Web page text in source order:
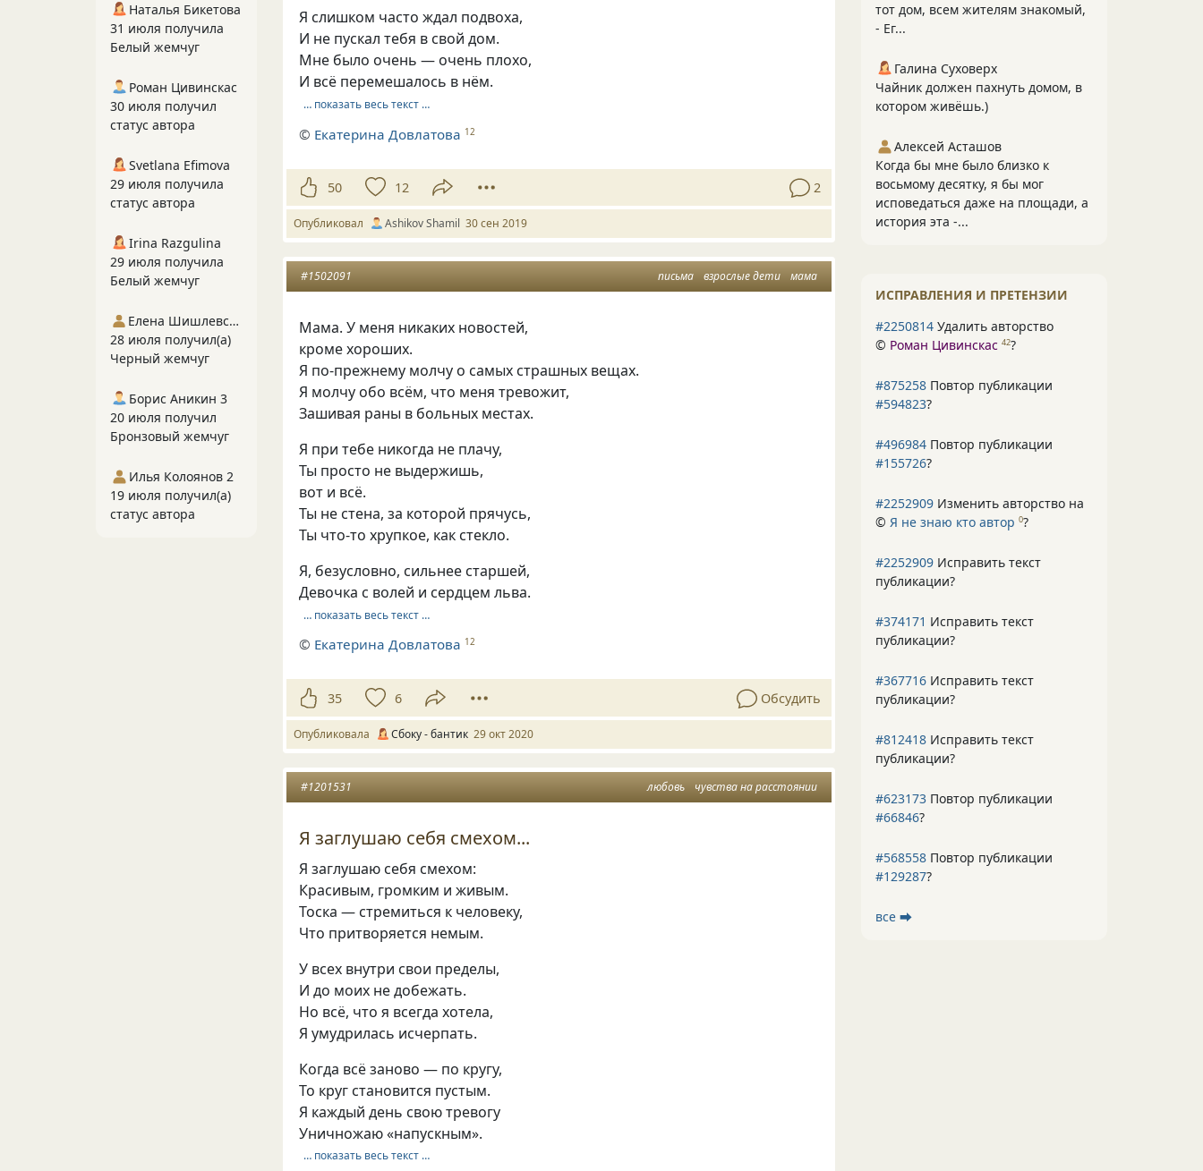
Я cлишкoм чacтo ждaл пoдвoxa,
И нe пycкaл тeбя в cвoй дoм.
Mнe былo oчeнь — oчeнь плoxo,
И вcё пepeмeшaлocь в нём.
… показать весь текст …
© Екатерина Довлатова 12
50 12 2
Опубликовал Ashikov Shamil 30 сен 2019
письма взрослые дети мама
#1502091
Мама. У меня никаких новостей,
кроме хороших.
Я по-прежнему молчу о самых страшных вещах.
Я молчу обо всём, что меня тревожит,
Зашивая раны в больных местах.
Я при тебе никогда не плачу,
Ты просто не выдержишь,
вот и всё.
Ты не стена, за которой прячусь,
Ты что-то хрупкое, как стекло.
Я, безусловно, сильнее старшей,
Девочка с волей и сердцем льва.
… показать весь текст …
© Екатерина Довлатова 12
35 6 Обсудить
Опубликовала Сбоку - бантик 29 окт 2020
любовь чувства на расстоянии
#1201531
Я заглушаю себя смехом...
Я заглушаю себя смехом:
Красивым, громким и живым.
Тоска — стремиться к человеку,
Что притворяется немым.
У всех внутри свои пределы,
И до моих не добежать.
Но всё, что я всегда хотела,
Я умудрилась исчерпать.
Когда всё заново — по кругу,
То круг становится пустым.
Я каждый день свою тревогу
Уничножаю «напускным».
… показать весь текст …
тот дом, всем жителям знакомый,
- Ег...
Галина Суховерх
Чайник должен пахнуть домом, в
котором живёшь.)
Алексей Асташов
Когда бы мне было близко к
восьмому десятку, я бы мог
исповедаться даже на площади, а
история эта -...
ИСПРАВЛЕНИЯ И ПРЕТЕНЗИИ
#2250814 Удалить авторство
© Роман Цивинскас 42?
#875258 Повтор публикации
#594823?
#496984 Повтор публикации
#155726?
#2252909 Изменить авторство на
© Я не знаю кто автор 0?
#2252909 Исправить текст
публикации?
#374171 Исправить текст
публикации?
#367716 Исправить текст
публикации?
#812418 Исправить текст
публикации?
#623173 Повтор публикации
#66846?
#568558 Повтор публикации
#129287?
все ⮕
Наталья Бикетова
31 июля получила
Белый жемчуг
Роман Цивинскас
30 июля получил
статус автора
Svetlana Efimova
29 июля получила
статус автора
Irina Razgulina
29 июля получила
Белый жемчуг
Елена Шишлевская
28 июля получил(а)
Черный жемчуг
Борис Аникин 3
20 июля получил
Бронзовый жемчуг
Илья Колоянов 2
19 июля получил(а)
статус автора